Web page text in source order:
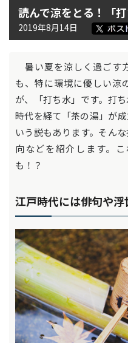
読んで涼をとる！「
2019年8月14日
暑い夏を涼しく過ごす
も、特に環境に優しい涼
が、「打ち水」です。打
時代を経て「茶の湯」が
いう説もあります。そん
向などを紹介します。
も！？
江戸時代には俳句や